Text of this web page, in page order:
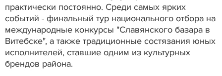
практически постоянно. Среди самых ярких
событий - финальный тур национального отбора на
международные конкурсы "Славянского базара в
Витебске", а также традиционные состязания юных
исполнителей, ставшие одним из культурных
брендов района.